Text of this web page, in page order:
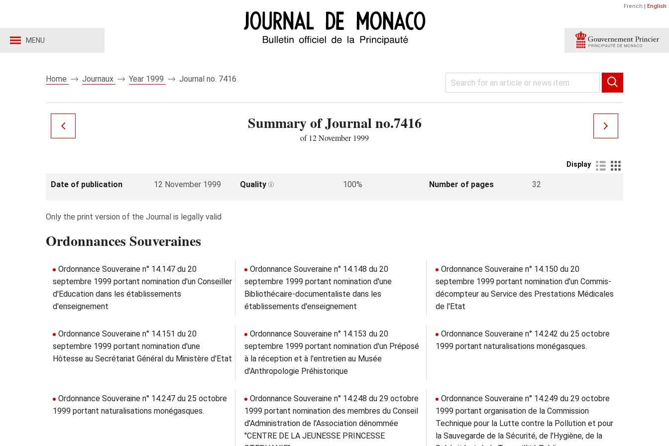
MENU
French | English
Home Journaux Year 1999 Journal no. 7416
Summary of Journal no.7416
of 12 November 1999
Display
Date of publication 12 November 1999 Quality 100% Number of pages 32
Only the print version of the Journal is legally valid
Ordonnances Souveraines
Ordonnance Souveraine n° 14.147 du 20
septembre 1999 portant nomination d'un Conseiller
d'Education dans les établissements
d'enseignement
Ordonnance Souveraine n° 14.148 du 20
septembre 1999 portant nomination d'une
Bibliothécaire-documentaliste dans les
établissements d'enseignement
Ordonnance Souveraine n° 14.150 du 20
septembre 1999 portant nomination d'un Commis-
décompteur au Service des Prestations Médicales
de l'Etat
Ordonnance Souveraine n° 14.151 du 20
septembre 1999 portant nomination d'une
Hôtesse au Secrétariat Général du Ministère d'Etat
Ordonnance Souveraine n° 14.153 du 20
septembre 1999 portant nomination d'un Préposé
à la réception et à l'entretien au Musée
d'Anthropologie Préhistorique
Ordonnance Souveraine n° 14.242 du 25 octobre
1999 portant naturalisations monégasques.
Ordonnance Souveraine n° 14.247 du 25 octobre
1999 portant naturalisations monégasques.
Ordonnance Souveraine n° 14.248 du 29 octobre
1999 portant nomination des membres du Conseil
d'Administration de l'Association dénommée
"CENTRE DE LA JEUNESSE PRINCESSE
Ordonnance Souveraine n° 14.249 du 29 octobre
1999 portant organisation de la Commission
Technique pour la Lutte contre la Pollution et pour
la Sauvegarde de la Sécurité, de l'Hygiène, de la